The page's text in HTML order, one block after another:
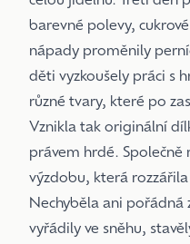
barevné polevy,
nápady proměnily
děti vyzkoušely práci s
různé tvary, které po
Vznikla tak originální
právem hrdé. Společně
výzdobu, která
Nechyběla ani pořádná
vyřádily ve sněhu,